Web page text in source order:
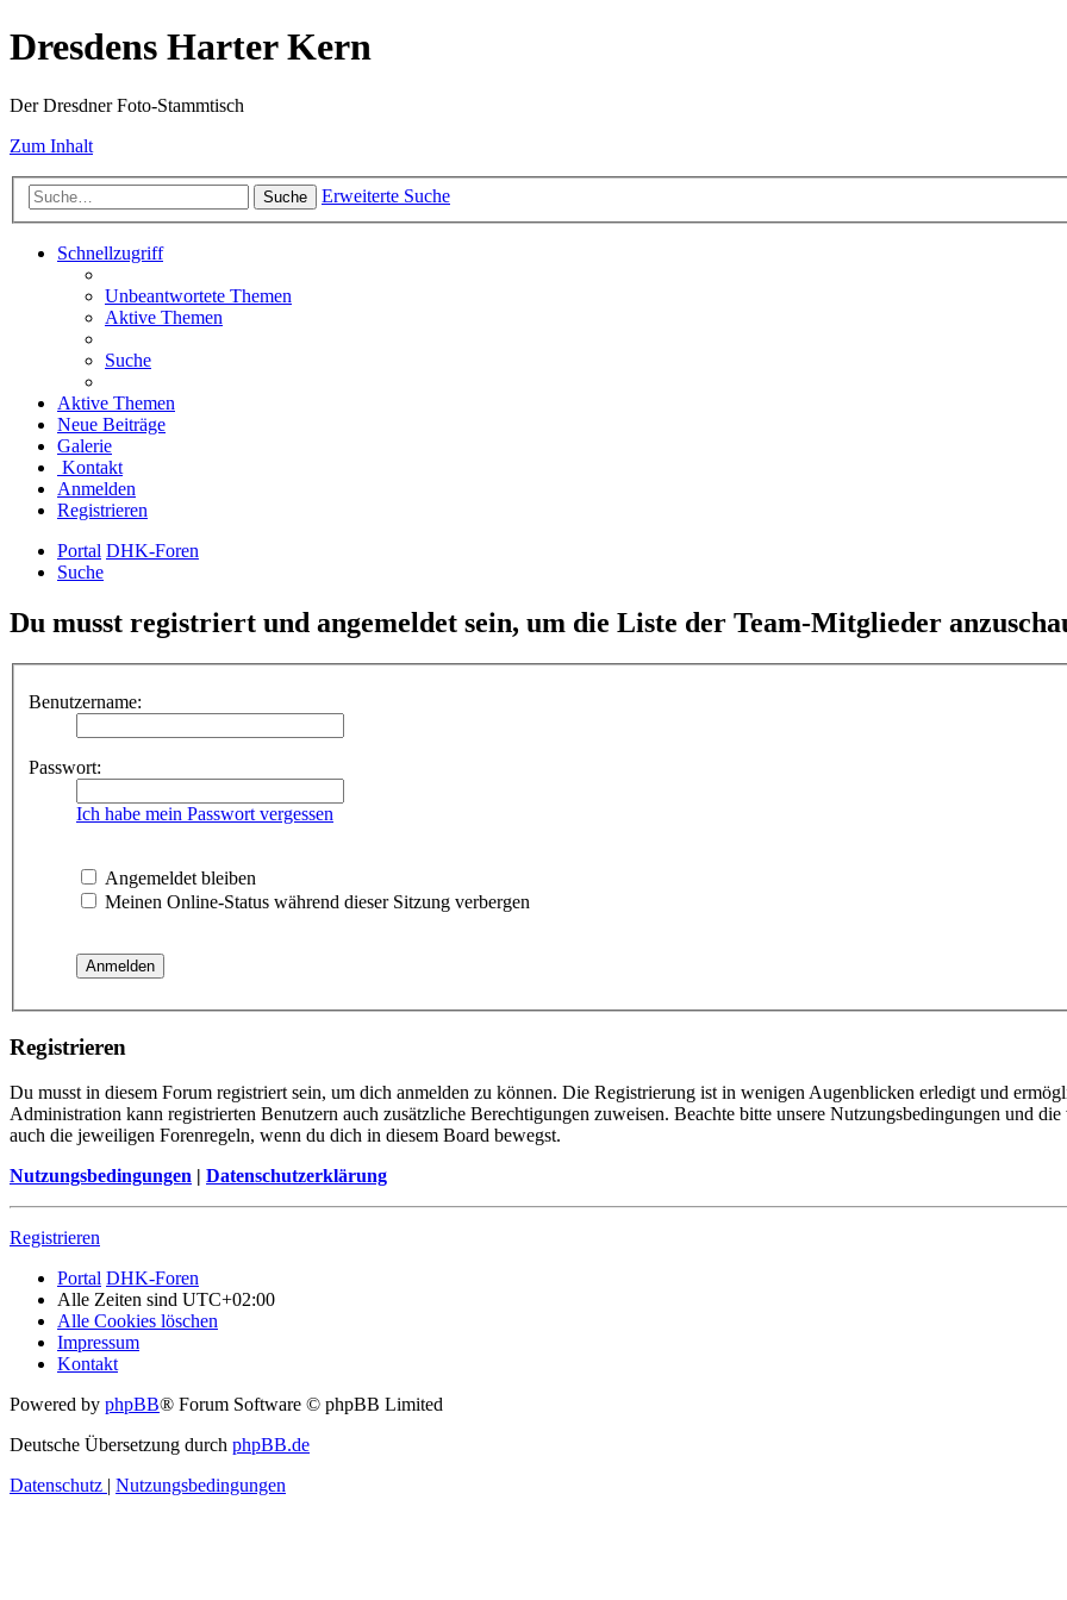
Dresdens Harter Kern
Der Dresdner Foto-Stammtisch
Zum Inhalt
Suche Erweiterte Suche
Schnellzugriff
Unbeantwortete Themen
Aktive Themen
Suche
Aktive Themen
Neue Beiträge
Galerie
Kontakt
Anmelden
Registrieren
Portal DHK-Foren
Suche
Du musst registriert und angemeldet sein, um die Liste der Team-Mitglieder
Benutzername:
Passwort:
Ich habe mein Passwort vergessen
Angemeldet bleiben
Meinen Online-Status während dieser Sitzung verbergen
Registrieren
Du musst in diesem Forum registriert sein, um dich anmelden zu können. Die Registrierung ist in wenigen Augenblicken erledigt und
Administration kann registrierten Benutzern auch zusätzliche Berechtigungen zuweisen. Beachte bitte unsere Nutzungsbedingungen und
auch die jeweiligen Forenregeln, wenn du dich in diesem Board bewegst.
Nutzungsbedingungen | Datenschutzerklärung
Registrieren
Portal DHK-Foren
Alle Zeiten sind UTC+02:00
Alle Cookies löschen
Impressum
Kontakt
Powered by phpBB® Forum Software © phpBB Limited
Deutsche Übersetzung durch phpBB.de
Datenschutz | Nutzungsbedingungen